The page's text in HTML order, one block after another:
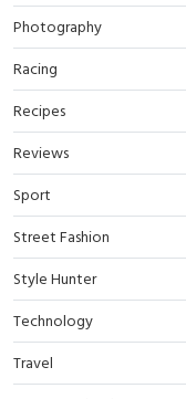
Photography
Racing
Recipes
Reviews
Sport
Street Fashion
Style Hunter
Technology
Travel